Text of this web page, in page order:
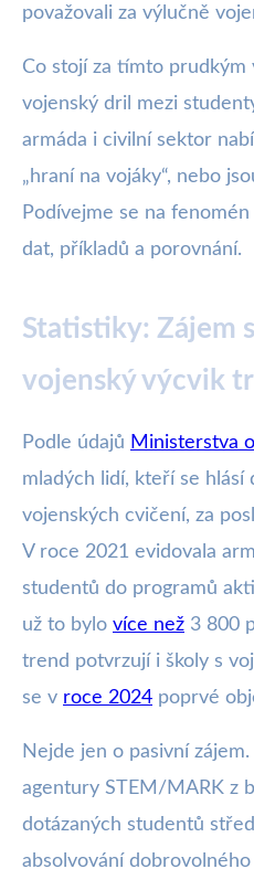
považovali za výlučně
Co stojí za tímto prudkým
vojenský dril mezi
armáda i civilní sektor
„hraní na vojáky“, nebo
Podívejme se na
dat, příkladů a porovnání.
Statistiky: Zájem
vojenský výcvik
Podle údajů Ministerstva
mladých lidí, kteří se hlásí
vojenských cvičení, za
V roce 2021 evidovala
studentů do programů
už to bylo více než 3 800
trend potvrzují i školy s
se v roce 2024 poprvé
Nejde jen o pasivní
agentury STEM/MARK z
dotázaných studentů
absolvování